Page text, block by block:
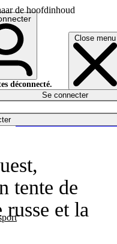
de hoofdinhoud
Close menu
déconnecté.
Se connecter
tente de
et la